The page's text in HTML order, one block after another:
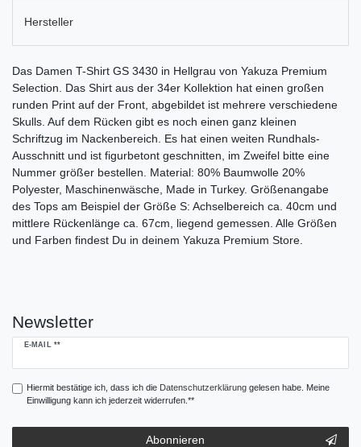
Hersteller
Das Damen T-Shirt GS 3430 in Hellgrau von Yakuza Premium
Selection. Das Shirt aus der 34er Kollektion hat einen großen
runden Print auf der Front, abgebildet ist mehrere verschiedene
Skulls. Auf dem Rücken gibt es noch einen ganz kleinen
Schriftzug im Nackenbereich. Es hat einen weiten Rundhals-
Ausschnitt und ist figurbetont geschnitten, im Zweifel bitte eine
Nummer größer bestellen. Material: 80% Baumwolle 20%
Polyester, Maschinenwäsche, Made in Turkey. Größenangabe
des Tops am Beispiel der Größe S: Achselbereich ca. 40cm und
mittlere Rückenlänge ca. 67cm, liegend gemessen. Alle Größen
und Farben findest Du in deinem Yakuza Premium Store.
Newsletter
E-MAIL **
Newsletter
Hiermit bestätige ich, dass ich die Daten­schutz­erklärunggelesen habe. Meine
Einwilligung kann ich jederzeit widerrufen.**
Abonnieren